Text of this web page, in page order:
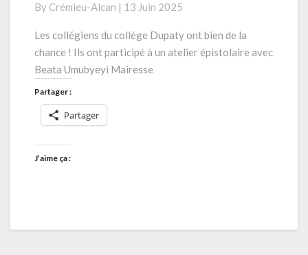
Beata
Umubyeyi
Mairesse
By Crémieu-Alcan | 13 Juin 2025
Les collégiens du collège Dupaty ont bien de la
chance ! Ils ont participé à un atelier épistolaire avec
Beata Umubyeyi Mairesse
Partager :
Partager
J’aime ça :